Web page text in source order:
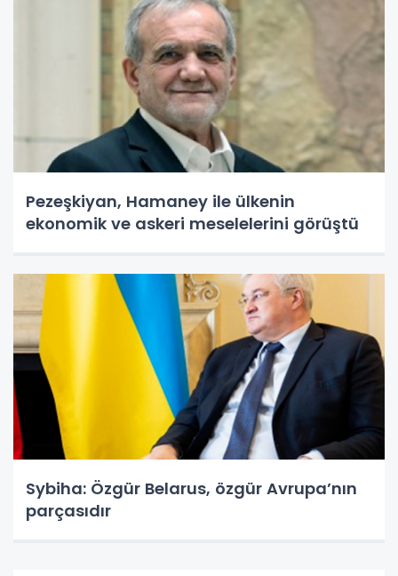
Pezeşkiyan, Hamaney ile ülkenin
ekonomik ve askeri meselelerini görüştü
Sybiha: Özgür Belarus, özgür Avrupa’nın
parçasıdır